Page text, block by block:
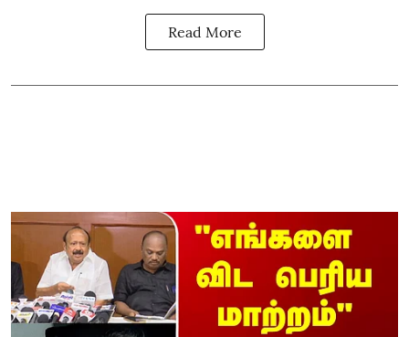
Read More